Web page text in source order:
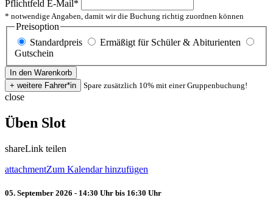
Pflichtfeld E-Mail*
* notwendige Angaben, damit wir die Buchung richtig zuordnen können
Preisoption
Standardpreis
Ermäßigt für Schüler & Abiturienten
Gutschein
Spare zusätzlich 10% mit einer Gruppenbuchung!
close
Üben Slot
shareLink teilen
attachmentZum Kalendar hinzufügen
05. September 2026 - 14:30 Uhr bis 16:30 Uhr